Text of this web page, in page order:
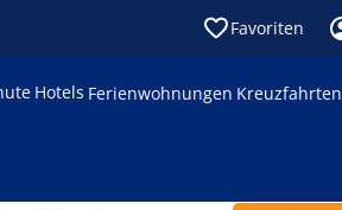
Favoriten
Hotels Ferienwohnungen Kreuzfahrten